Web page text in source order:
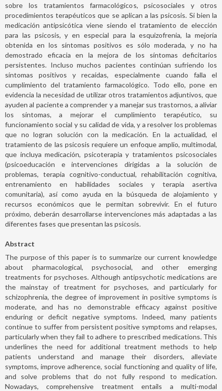
sobre los tratamientos farmacológicos, psicosociales y otros
procedimientos terapéuticos que se aplican a las psicosis. Si bien la
medicación antipsicótica viene siendo el tratamiento de elección
para las psicosis, y en especial para la esquizofrenia, la mejoría
obtenida en los síntomas positivos es sólo moderada, y no ha
demostrado eficacia en la mejora de los síntomas deficitarios
persistentes. Incluso muchos pacientes continúan sufriendo los
síntomas positivos y recaídas, especialmente cuando falla el
cumplimiento del tratamiento farmacológico. Todo ello, pone en
evidencia la necesidad de utilizar otros tratamientos adjuntivos, que
ayuden al paciente a comprender y a manejar sus trastornos, a aliviar
los síntomas, a mejorar el cumplimiento terapéutico, su
funcionamiento social y su calidad de vida, y a resolver los problemas
que no logran solución con la medicación. En la actualidad, el
tratamiento de las psicosis requiere un enfoque amplio, multimodal,
que incluya medicación, psicoterapia y tratamientos psicosociales
(psicoeducación e intervenciones dirigidas a la solución de
problemas, terapia cognitivo-conductual, rehabilitación cognitiva,
entrenamiento en habilidades sociales y terapia asertiva
comunitaria), así como ayuda en la búsqueda de alojamiento y
recursos económicos que le permitan sobrevivir. En el futuro
próximo, deberán desarrollarse intervenciones más adaptadas a las
diferentes fases que presentan las psicosis.
Abstract
The purpose of this paper is to summarize our current knowledge
about pharmacological, psychosocial, and other emerging
treatments for psychoses. Although antipsychotic medications are
the mainstay of treatment for psychoses, and particularly for
schizophrenia, the degree of improvement in positive symptoms is
moderate, and has no demonstrable efficacy against positive
enduring or deficit negative symptoms. Indeed, many patients
continue to suffer from persistent positive symptoms and relapses,
particularly when they fail to adhere to prescribed medications. This
underlines the need for additional treatment methods to help
patients understand and manage their disorders, alleviate
symptoms, improve adherence, social functioning and quality of life,
and solve problems that do not fully respond to medication.
Nowadays, comprehensive treatment entails a multi-modal